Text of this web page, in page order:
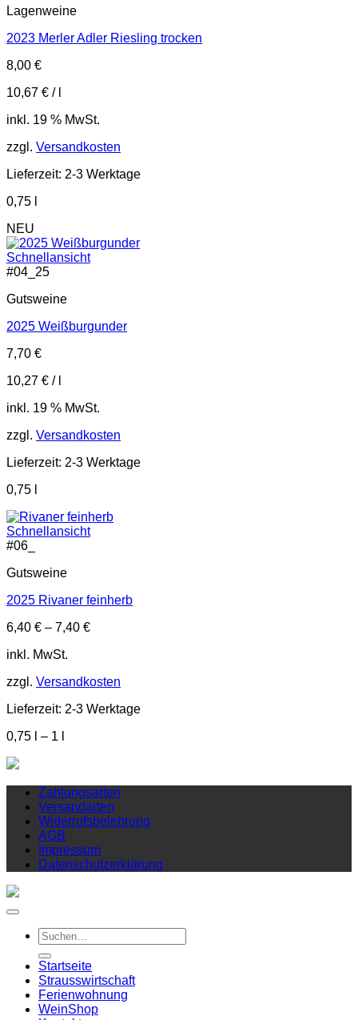
Lagenweine
2023 Merler Adler Riesling trocken
8,00 €
10,67 € /
inkl. 19 % MwSt.
zzgl. Versandkosten
Lieferzeit: 2-3 Werktage
0,75
NEU
Schnellansicht
#04_25
Gutsweine
2025 Weißburgunder
7,70 €
10,27 € /
inkl. 19 % MwSt.
zzgl. Versandkosten
Lieferzeit: 2-3 Werktage
0,75
Schnellansicht
#06_
Gutsweine
2025 Rivaner feinherb
6,40 € – 7,40 €
inkl. MwSt.
zzgl. Versandkosten
Lieferzeit: 2-3 Werktage
0,75
– 1
Zahlungsarten
Versandarten
Widerrufsbelehrung
AGB
Impressum
Datenschutzerklärung
Suchen
nach:
Startseite
Strausswirtschaft
Ferienwohnung
WeinShop